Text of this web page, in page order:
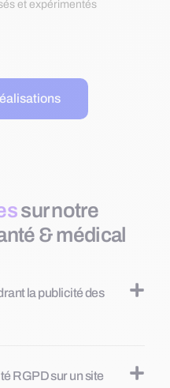
et expérimentés
sur notre
& médical
la publicité des
RGPD sur un site